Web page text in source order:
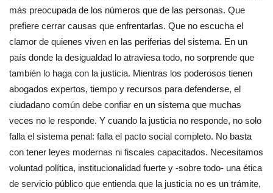
más preocupada de los números que de las personas. Que
prefiere cerrar causas que enfrentarlas. Que no escucha el
clamor de quienes viven en las periferias del sistema. En un
país donde la desigualdad lo atraviesa todo, no sorprende que
también lo haga con la justicia. Mientras los poderosos tienen
abogados expertos, tiempo y recursos para defenderse, el
ciudadano común debe confiar en un sistema que muchas
veces no le responde. Y cuando la justicia no responde, no solo
falla el sistema penal: falla el pacto social completo. No basta
con tener leyes modernas ni fiscales capacitados. Necesitamos
voluntad política, institucionalidad fuerte y -sobre todo- una ética
de servicio público que entienda que la justicia no es un trámite,